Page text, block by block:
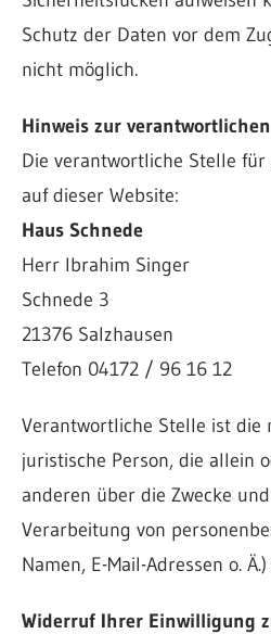
Schutz der Daten vor dem
nicht möglich.
Hinweis zur
Die verantwortliche Stelle
auf dieser Website:
Haus Schnede
Herr Ibrahim Singer
Schnede 3
21376 Salzhausen
Telefon 04172 / 96 16 12
Verantwortliche Stelle ist die
juristische Person, die allein
anderen über die Zwecke
Verarbeitung von
Namen, E-Mail-Adressen o.
Widerruf Ihrer Einwilligung